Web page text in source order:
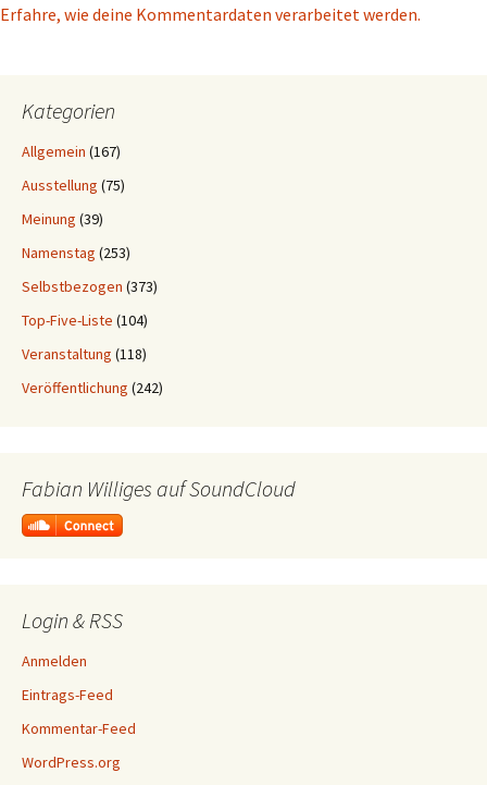
Erfahre, wie deine Kommentardaten verarbeitet werden.
Kategorien
Allgemein (167)
Ausstellung (75)
Meinung (39)
Namenstag (253)
Selbstbezogen (373)
Top-Five-Liste (104)
Veranstaltung (118)
Veröffentlichung (242)
Fabian Williges auf SoundCloud
Login & RSS
Anmelden
Eintrags-Feed
Kommentar-Feed
WordPress.org